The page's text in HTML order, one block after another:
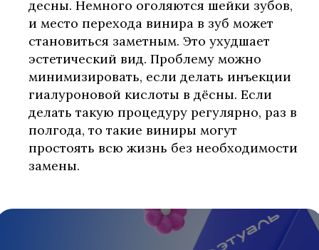
десны. Немного оголяются шейки зубов,
и место перехода винира в зуб может
становиться заметным. Это ухудшает
эстетический вид. Проблему можно
минимизировать, если делать инъекции
гиалуроновой кислоты в дёсны. Если
делать такую процедуру регулярно, раз в
полгода, то такие виниры могут
простоять всю жизнь без необходимости
замены.